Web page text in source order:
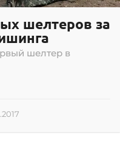
шелтеров за
шелтер в